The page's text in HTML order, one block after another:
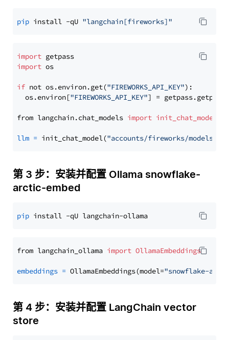
pip install -qU "langchain[fireworks]"
import
import os
if not os.environ.get("FIREWORKS_API_KEY"):
  os.environ[
"FIREWORKS_API_KEY"] = getpass.getpass(
from langchain.chat_models import init_chat_model
llm = init_chat_model("accounts/fireworks/models/
第 3 步：安装并配置 Ollama snowflake-
arctic-embed
pip
from langchain_ollama import OllamaEmbeddings
embeddings = OllamaEmbeddings(model="snowflake-
第 4 步：安装并配置 LangChain vector
store